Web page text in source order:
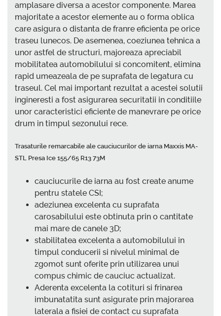
amplasare diversa a acestor componente. Marea
majoritate a acestor elemente au o forma oblica
care asigura o distanta de franre eficienta pe orice
traseu lunecos. De asemenea, coeziunea tehnica a
unor astfel de structuri, majoreaza apreciabil
mobilitatea automobilului si concomitent, elimina
rapid umeazeala de pe suprafata de legatura cu
traseul. Cel mai important rezultat a acestei solutii
ingineresti a fost asigurarea securitatii in conditiile
unor caracteristici eficiente de manevrare pe orice
drum in timpul sezonului rece.
Trasaturile remarcabile ale cauciucurilor de iarna Maxxis MA-
STL Presa Ice 155/65 R13 73M
cauciucurile de iarna au fost create anume
pentru statele CSI;
adeziunea excelenta cu suprafata
carosabilului este obtinuta prin o cantitate
mai mare de canele 3D;
stabilitatea excelenta a automobilului in
timpul conducerii si nivelul minimal de
zgomot sunt oferite prin utilizarea unui
compus chimic de cauciuc actualizat.
Aderenta excelenta la cotituri si frinarea
imbunatatita sunt asigurate prin majorarea
laterala a fisiei de contact cu suprafata